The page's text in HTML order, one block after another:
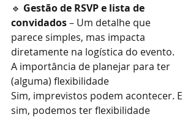
🔹 Gestão de RSVP e lista de
convidados – Um detalhe que
parece simples, mas impacta
diretamente na logística do evento.
A importância de planejar para ter
(alguma) flexibilidade
Sim, imprevistos podem acontecer. E
sim, podemos ter flexibilidade